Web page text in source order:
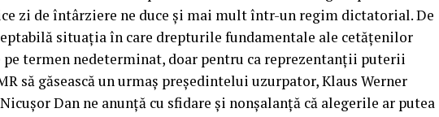
zi de întârziere ne duce şi mai mult într-un regim dictatorial. De
situaţia în care drepturile fundamentale ale cetăţenilor
pe termen nedeterminat, doar pentru ca reprezentanţii puterii
să găsească un urmaş preşedintelui uzurpator, Klaus Werner
Dan ne anunţă cu sfidare şi nonşalanţă că alegerile ar putea